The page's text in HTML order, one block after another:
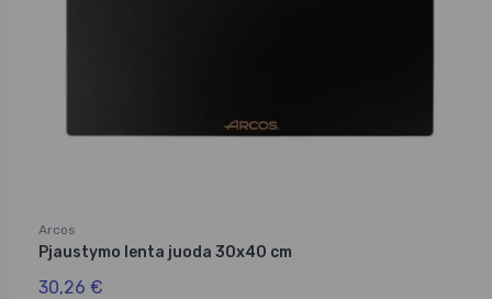
Arcos
Pjaustymo lenta juoda 30x40 cm
30,26 €